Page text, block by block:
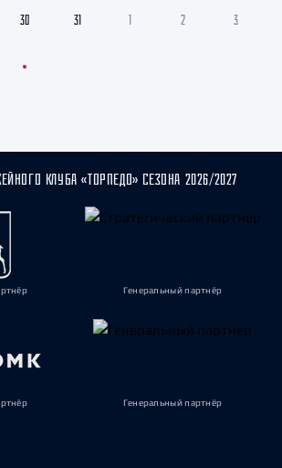
30 31 1 2 3
КЛУБА «ТОРПЕДО» СЕЗОНА 2026/2027
Генеральный партнёр
Генеральный партнёр